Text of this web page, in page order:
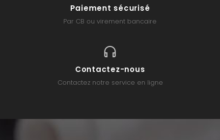
Paiement sécurisé
Par CB ou virement bancaire
Contactez-nous
Contactez notre service en ligne